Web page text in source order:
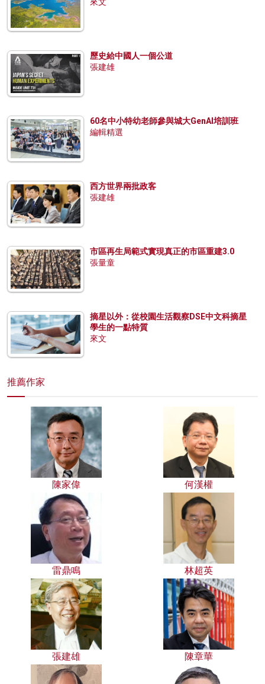
歷史給中國人一個公道
張建雄
60名中小特幼老師參與城大GenAI培訓班
編輯精選
西方世界兩批政客
張建雄
市區再生局範式實現真正的市區重建3.0
張量童
摘星以外：從校園生活觀察DSE中文科摘星
學生的一點特質
來文
推薦作家
陳家偉 何漢權
雷鼎鳴 林超英
張建雄 陳章華